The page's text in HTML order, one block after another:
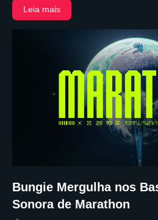
Leia mais
Bungie Mergulha nos
Sonora de Marathon